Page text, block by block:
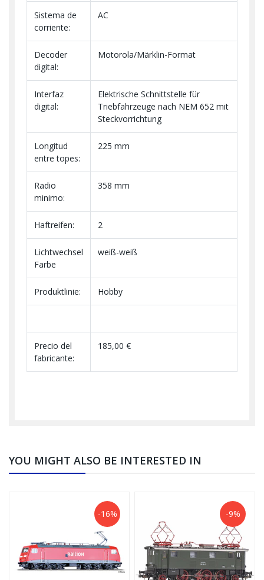
Sistema de
corriente:
AC
Decoder
digital:
Motorola/Märklin-Format
Interfaz
digital:
Elektrische Schnittstelle für
Triebfahrzeuge nach NEM 652 mit
Steckvorrichtung
Longitud
entre topes:
225 mm
Radio
minimo:
358 mm
Haftreifen: 2
Lichtwechsel
Farbe
weiß-weiß
Produktlinie: Hobby
Precio del
fabricante:
185,00 €
YOU MIGHT ALSO BE INTERESTED IN
-16% -9%